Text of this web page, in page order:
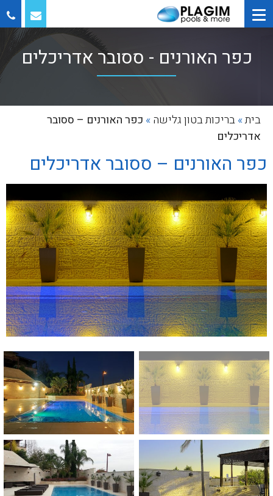
כפר האורנים - ססובר אדריכלים
בית»בריכות בטון גלישה» כפר האורנים – ססובר
אדריכלים
כפר האורנים – ססובר אדריכלים